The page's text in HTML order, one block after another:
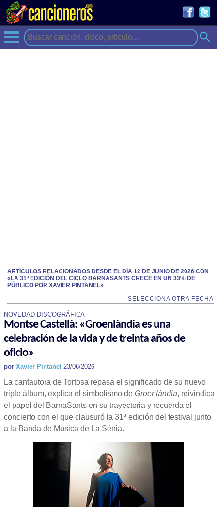
ARTÍCULOS RELACIONADOS DESDE EL DÍA 12 DE JUNIO DE 2026 CON
«LA 31ª EDICIÓN DEL CICLO BARNASANTS CRECE EN UN 33% DE
PÚBLICO POR XAVIER PINTANEL»
SELECCIONA OTRA FECHA
NOVEDAD DISCOGRÁFICA
Montse Castellà: «Groenlàndia es una
celebración de la vida y de treinta años de
oficio»
por Xavier Pintanel 23/06/2026
La cantautora de Tortosa repasa el significado de su nuevo
triple álbum, explica el simbolismo de Groenlàndia, reivindica
el papel del BarnaSants en su trayectoria y recuerda el
concierto con el que clausuró la 31ª edición del festival junto
a la Banda de Música de La Sénia.